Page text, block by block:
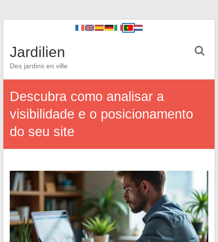
Jardilien
Des jardins en ville
Descubra como analisar a
visibilidade e o posicionamento
do seu site